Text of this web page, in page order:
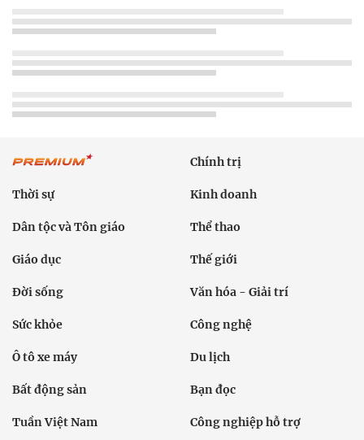
Chính trị
Thời sự Kinh doanh
Dân tộc và Tôn giáo Thể thao
Giáo dục Thế giới
Đời sống Văn hóa - Giải trí
Sức khỏe Công nghệ
Ô tô xe máy Du lịch
Bất động sản Bạn đọc
Tuần Việt Nam Công nghiệp hỗ trợ